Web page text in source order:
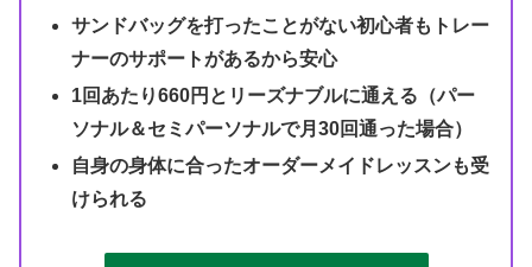
サンドバッグを打ったことがない初心者もトレー
ナーのサポートがあるから安心
1回あたり660円とリーズナブルに通える（パー
ソナル＆セミパーソナルで月30回通った場合）
自身の身体に合ったオーダーメイドレッスンも受
けられる